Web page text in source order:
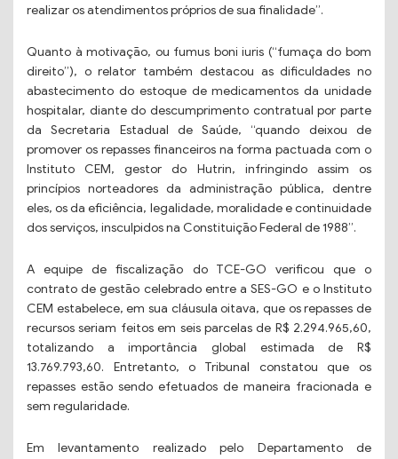
realizar os atendimentos próprios de sua finalidade”.
Quanto à motivação, ou fumus boni iuris (“fumaça do bom
direito”), o relator também destacou as dificuldades no
abastecimento do estoque de medicamentos da unidade
hospitalar, diante do descumprimento contratual por parte
da Secretaria Estadual de Saúde, “quando deixou de
promover os repasses financeiros na forma pactuada com o
Instituto CEM, gestor do Hutrin, infringindo assim os
princípios norteadores da administração pública, dentre
eles, os da eficiência, legalidade, moralidade e continuidade
dos serviços, insculpidos na Constituição Federal de 1988”.
A equipe de fiscalização do TCE-GO verificou que o
contrato de gestão celebrado entre a SES-GO e o Instituto
CEM estabelece, em sua cláusula oitava, que os repasses de
recursos seriam feitos em seis parcelas de R$ 2.294.965,60,
totalizando a importância global estimada de R$
13.769.793,60. Entretanto, o Tribunal constatou que os
repasses estão sendo efetuados de maneira fracionada e
sem regularidade.
Em levantamento realizado pelo Departamento de